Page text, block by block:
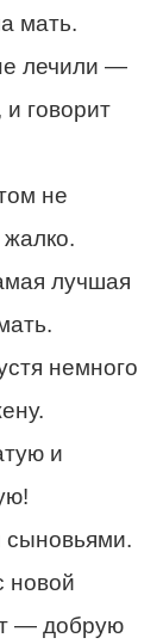
мать.
лечили —
говорит
не
лучшая
немного
и
сыновьями.
новой
— добрую